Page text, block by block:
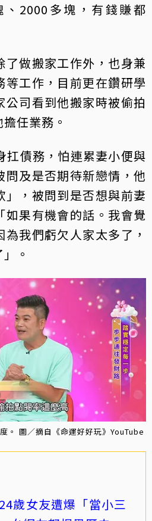
2000多塊，有錢賺都
了做搬家工作外，也身兼
等工作，目前更在鑽研學
司看到他搬家時被偷拍
任業務。
扛債務，怕連累妻小便與
問及是否期待新戀情，他
」，被問到是否想與前妻
如果有機會的話。我會覺
我們虧欠人家太多了，
。
。 圖／摘自《命運好好玩》YouTube
歲女友遭爆「當小三